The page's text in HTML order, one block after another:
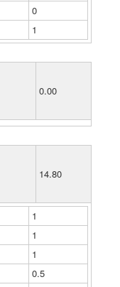
0
1
0.00
14.80
1
1
1
0.5